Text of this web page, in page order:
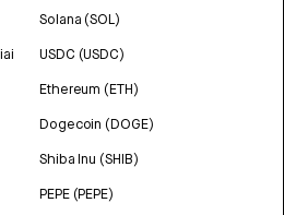
Solana (SOL)
USDC (USDC)
Ethereum (ETH)
Dogecoin (DOGE)
Shiba Inu (SHIB)
PEPE (PEPE)